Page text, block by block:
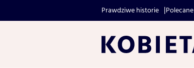
Prawdziwe historie Polecane